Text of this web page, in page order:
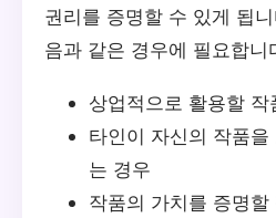
권리를 증명할 수 있게 됩
음과 같은 경우에 필요합니
상업적으로 활용할 작
타인이 자신의 작품
는 경우
작품의 가치를 증명